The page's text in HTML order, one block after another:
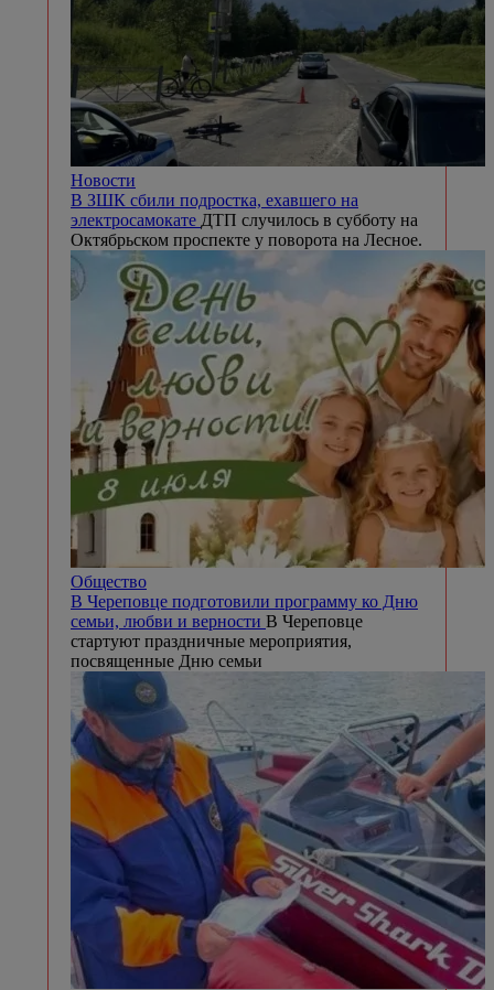
Новости
В ЗШК сбили подростка, ехавшего на
электросамокате ДТП случилось в субботу на
Октябрьском проспекте у поворота на Лесное.
Общество
В Череповце подготовили программу ко Дню
семьи, любви и верности В Череповце
стартуют праздничные мероприятия,
посвященные Дню семьи